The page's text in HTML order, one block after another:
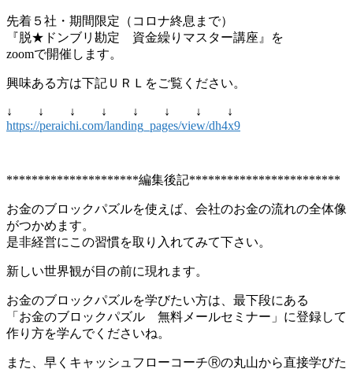
先着５社・期間限定（コロナ終息まで）
『脱★ドンブリ勘定 資金繰りマスター講座』を
zoomで開催します。
興味ある方は下記ＵＲＬをご覧ください。
↓ ↓ ↓ ↓ ↓ ↓ ↓ ↓
https://peraichi.com/landing_pages/view/dh4x9
*********************編集後記************************
お金のブロックパズルを使えば、会社のお金の流れの全体像
がつかめます。
是非経営にこの習慣を取り入れてみて下さい。
新しい世界観が目の前に現れます。
お金のブロックパズルを学びたい方は、最下段にある
「お金のブロックパズル 無料メールセミナー」に登録して
作り方を学んでくださいね。
また、早くキャッシュフローコーチⓇの丸山から直接学びた